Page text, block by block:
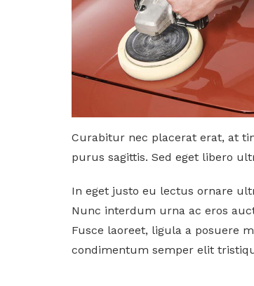
Curabitur nec placerat erat, at
purus sagittis. Sed eget libero
In eget justo eu lectus ornare
Nunc interdum urna ac eros
Fusce laoreet, ligula a posuere
condimentum semper elit